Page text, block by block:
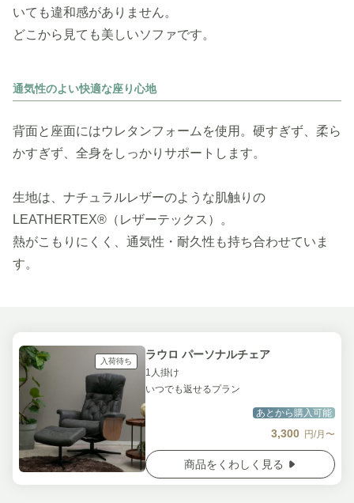
いても違和感がありません。
どこから見ても美しいソファです。
通気性のよい快適な座り心地
背面と座面にはウレタンフォームを使用。硬すぎず、柔ら
かすぎず、全身をしっかりサポートします。
生地は、ナチュラルレザーのような肌触りの
LEATHERTEX®（レザーテックス）。
熱がこもりにくく、通気性・耐久性も持ち合わせていま
す。
入荷待ち ラウロ パーソナルチェア
1人掛け
いつでも返せるプラン
あとから購入可能
3,300 円/月〜
商品をくわしく見る